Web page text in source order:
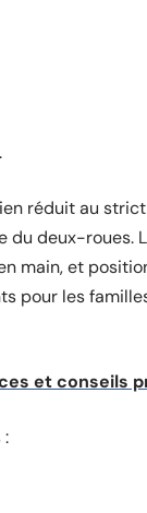
réduit au
du deux-roues.
main, et
pour les
et conseils
: